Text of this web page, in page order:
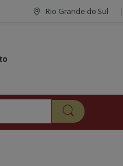
Rio Grande do Sul